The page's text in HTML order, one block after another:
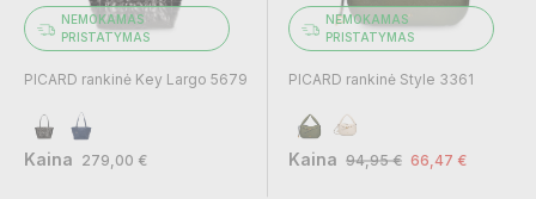
NEMOKAMAS
PRISTATYMAS
PICARD rankinė Key Largo 5679
Kaina 279,00 €
NEMOKAMAS
PRISTATYMAS
PICARD rankinė Style 3361
Kaina 94,95 € 66,47 €